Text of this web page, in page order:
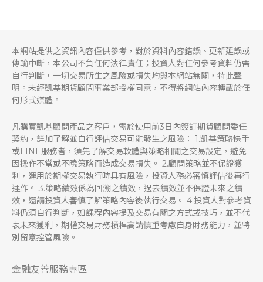
本網站提供之資訊內容僅供參考，對於資料內容錯誤、更新延誤或
傳輸中斷，本公司不負任何法律責任；投資人對任何參考資料仍需
自行判斷，一切交易所生之風險或損失均與本網站無關，特此聲
明。未經凱基期貨顧問事業部授權同意，不得將網站內容轉載於任
何形式媒體。
凡購買凱基顧問產品之客戶，需於使用前3日內簽訂期貨顧問委任
契約，詳加了解並自行評估交易可能發生之風險： 1.凱基策略快手
或LINE服務者，須先了解交易軟體與策略相關之交易設定，避免
因操作不當或不曉策略而造成交易損失。 2.顧問策略並不保證獲
利，運用於期權交易執行時具有風險，投資人務必審慎評估後再行
運作。 3.策略績效係為回溯之績效，過去績效並不保證未來之績
效，還請投資人審慎了解策略內容後執行交易。 4.投資人對參考資
料仍須自行判斷，如課程內容提及交易有關之方式或技巧，並不代
表未來獲利，期權交易財務槓桿高請慎重考慮自身財務能力，並特
別留意控管風險。
金融友善服務專區